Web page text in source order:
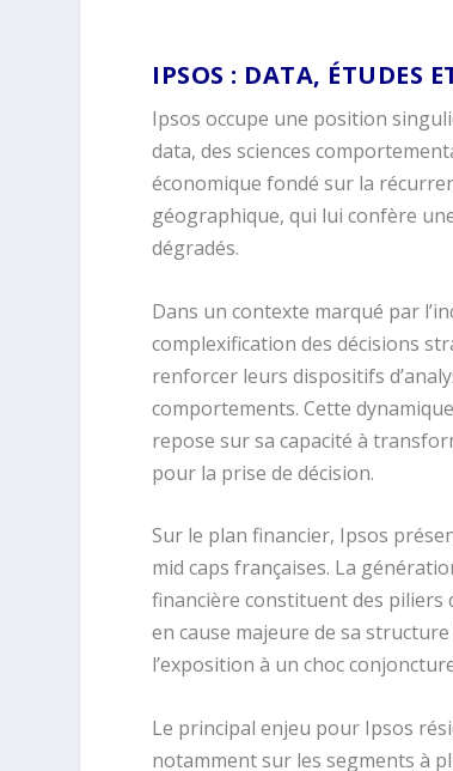
IPSOS : DATA, ÉTUDES
Ipsos occupe une position
data, des sciences
économique fondé sur la
géographique, qui lui confère
dégradés.
Dans un contexte marqué par
complexification des décisions
renforcer leurs dispositifs
comportements. Cette
repose sur sa capacité à
pour la prise de décision.
Sur le plan financier, Ipsos
mid caps françaises. La
financière constituent des piliers
en cause majeure de sa
l’exposition à un choc
Le principal enjeu pour Ipsos
notamment sur les segments à